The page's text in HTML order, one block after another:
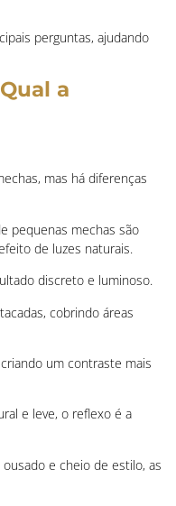
perguntas, ajudando
a
mas há diferenças
pequenas mechas são
de luzes naturais.
discreto e luminoso.
cobrindo áreas
um contraste mais
e leve, o reflexo é a
e cheio de estilo, as